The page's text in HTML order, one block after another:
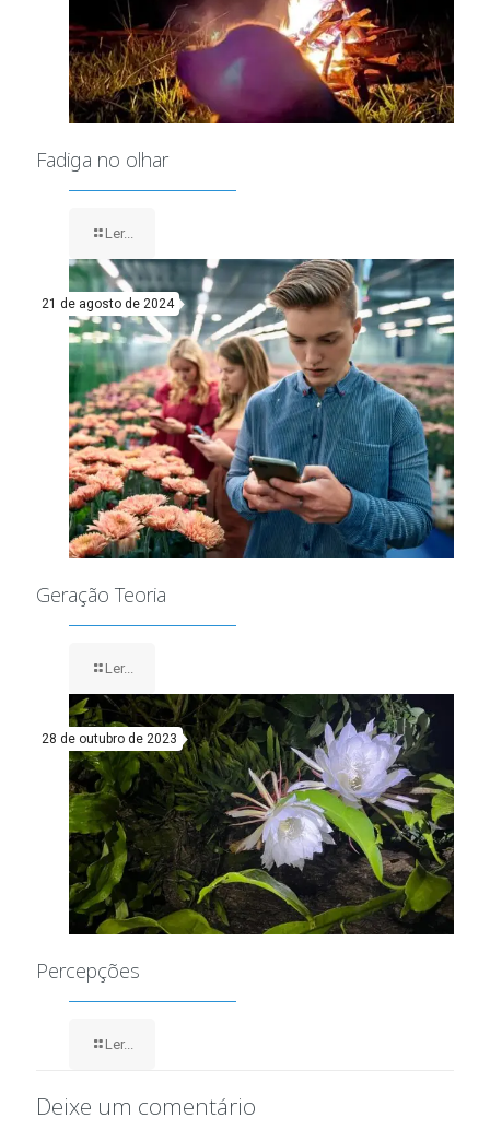
Fadiga no olhar
Ler...
21 de agosto de 2024
Geração Teoria
Ler...
28 de outubro de 2023
Percepções
Ler...
Deixe um comentário